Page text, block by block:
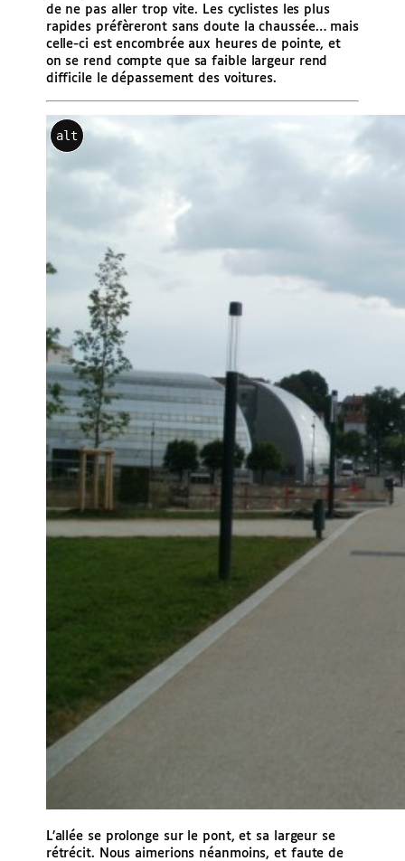
de ne pas aller trop vite. Les cyclistes les plus
rapides préfèreront sans doute la chaussée… mais
celle-ci est encombrée aux heures de pointe, et
on se rend compte que sa faible largeur rend
difficile le dépassement des voitures.
alt
L’allée se prolonge sur le pont, et sa largeur se
rétrécit. Nous aimerions néanmoins, et faute de